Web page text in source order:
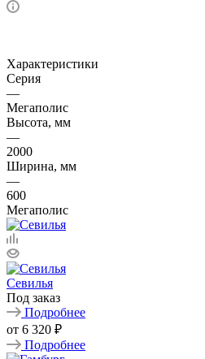
Характеристики
Серия
—
Мегаполис
Высота, мм
—
2000
Ширина, мм
—
600
Мегаполис
Севилья
Под заказ
Подробнее
от 6 320 ₽
Подробнее